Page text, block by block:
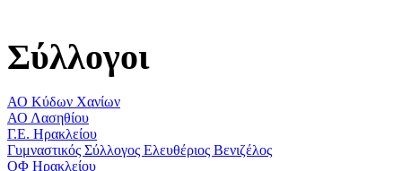
Σύλλογοι
ΑΟ Κύδων Χανίων
ΑΟ Λασηθίου
Γ.Ε. Ηρακλείου
Γυμναστικός Σύλλογος Ελευθέριος Βενιζέλος
ΟΦ Ηρακλείου